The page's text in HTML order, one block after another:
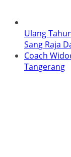
Ulang
Sang Raja
Coach
Tangerang